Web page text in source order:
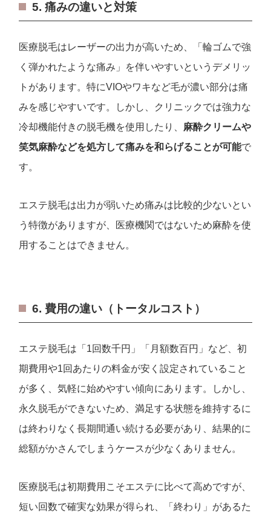
5. 痛みの違いと対策
医療脱毛はレーザーの出力が高いため、「輪ゴムで強
く弾かれたような痛み」を伴いやすいというデメリッ
トがあります。特にVIOやワキなど毛が濃い部分は痛
みを感じやすいです。しかし、クリニックでは強力な
冷却機能付きの脱毛機を使用したり、 麻酔クリームや
笑気麻酔などを処方して痛みを和らげることが可能で
す。
エステ脱毛は出力が弱いため痛みは比較的少ないとい
う特徴がありますが、医療機関ではないため麻酔を使
用することはできません。
6. 費用の違い（トータルコスト）
エステ脱毛は「1回数千円」「月額数百円」など、初
期費用や1回あたりの料金が安く設定されていること
が多く、気軽に始めやすい傾向にあります。しかし、
永久脱毛ができないため、満足する状態を維持するに
は終わりなく長期間通い続ける必要があり、結果的に
総額がかさんでしまうケースが少なくありません。
医療脱毛は初期費用こそエステに比べて高めですが、
短い回数で確実な効果が得られ、「終わり」があるた